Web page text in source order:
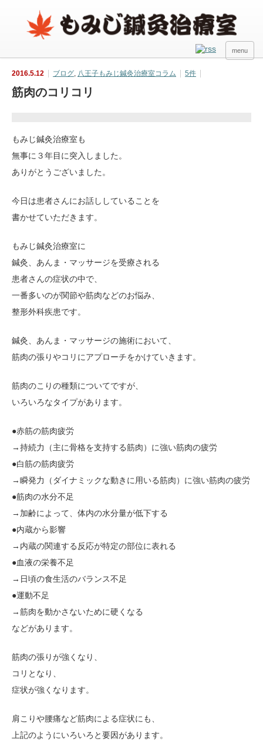
menu
2016.5.12 ブログ 八王子もみじ鍼灸治療室コラム 5件
筋肉のコリコリ
もみじ鍼灸治療室も
無事に３年目に突入しました。
ありがとうございました。
今日は患者さんにお話ししていることを
書かせていただきます。
もみじ鍼灸治療室に
鍼灸、あんま・マッサージを受療される
患者さんの症状の中で、
一番多いのが関節や筋肉などのお悩み、
整形外科疾患です。
鍼灸、あんま・マッサージの施術において、
筋肉の張りやコリにアプローチをかけていきます。
筋肉のこりの種類についてですが、
いろいろなタイプがあります。
●赤筋の筋肉疲労
→持続力（主に骨格を支持する筋肉）に強い筋肉の疲労
●白筋の筋肉疲労
→瞬発力（ダイナミックな動きに用いる筋肉）に強い筋肉の疲労
●筋肉の水分不足
→加齢によって、体内の水分量が低下する
●内蔵から影響
→内蔵の関連する反応が特定の部位に表れる
●血液の栄養不足
→日頃の食生活のバランス不足
●運動不足
→筋肉を動かさないために硬くなる
などがあります。
筋肉の張りが強くなり、
コリとなり、
症状が強くなります。
肩こりや腰痛など筋肉による症状にも、
上記のようにいろいろと要因があります。